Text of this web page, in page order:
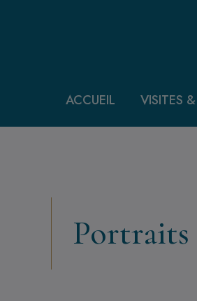
ACCUEIL VISITES
Portraits